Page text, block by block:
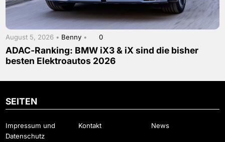
August 5, 2026 • Benny • 0
ADAC-Ranking: BMW iX3 & iX sind die bisher
besten Elektroautos 2026
SEITEN
Impressum und
Datenschutz
Kontakt News